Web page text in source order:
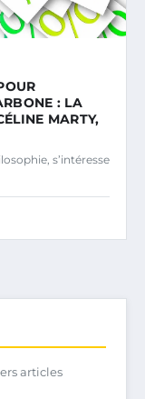
: LA
MARTY,
s’intéresse
articles